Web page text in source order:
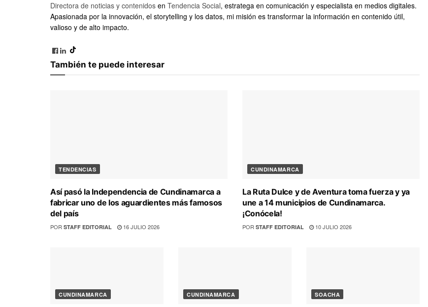
Directora de noticias y contenidos en Tendencia Social, estratega en comunicación y especialista en medios digitales.
Apasionada por la innovación, el storytelling y los datos, mi misión es transformar la información en contenido útil,
valioso y de alto impacto.
También te puede interesar
TENDENCIAS
Así pasó la Independencia de Cundinamarca a
fabricar uno de los aguardientes más famosos
del país
POR STAFF EDITORIAL 16 JULIO 2026
CUNDINAMARCA
La Ruta Dulce y de Aventura toma fuerza y ya
une a 14 municipios de Cundinamarca.
¡Conócela!
POR STAFF EDITORIAL 10 JULIO 2026
CUNDINAMARCA CUNDINAMARCA SOACHA